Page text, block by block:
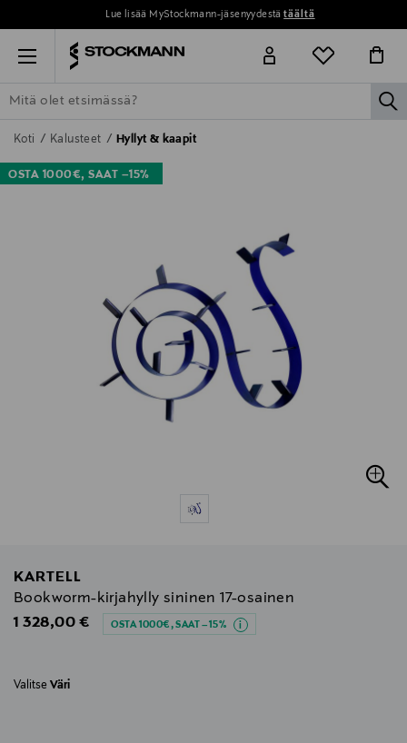
Lue lisää MyStockmann-jäsenyydestätäältä
Menu
ETSI KAIKKI NAISET MIEHET
Koti Kalusteet Hyllyt & kaapit
OSTA 1000€, SAAT –15%
KARTELL
Bookworm-kirjahylly sininen 17-osainen
Original Price
1 328,00 € OSTA 1000€, SAAT –15%
Valitse Väri